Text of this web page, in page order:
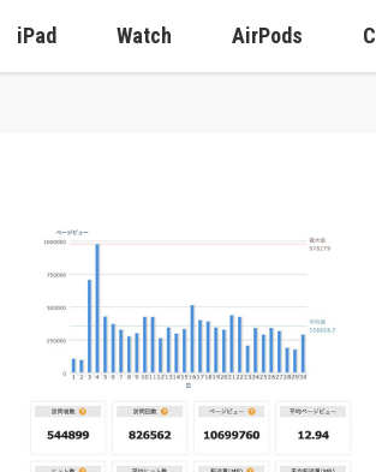
iPad Watch AirPods